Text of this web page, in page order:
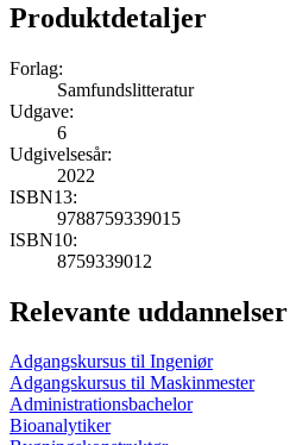
Produktdetaljer
Forlag:
Samfundslitteratur
Udgave:
6
Udgivelsesår:
2022
ISBN13:
9788759339015
ISBN10:
8759339012
Relevante uddannelser
Adgangskursus til Ingeniør
Adgangskursus til Maskinmester
Administrationsbachelor
Bioanalytiker